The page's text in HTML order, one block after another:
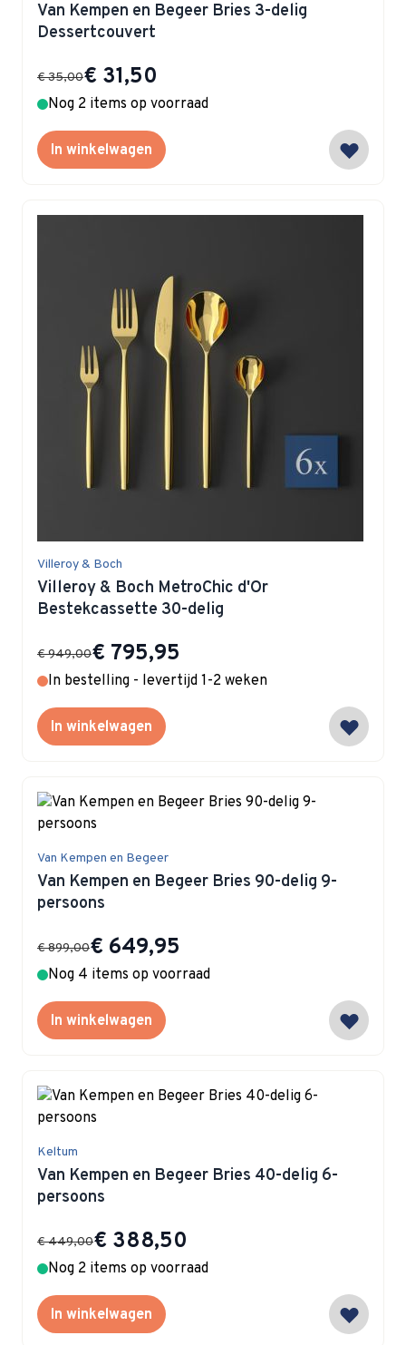
Van Kempen en Begeer Bries 3-delig
Dessertcouvert
Special Price
€ 31,50
€ 35,00
Nog 2 items op voorraad
In winkelwagen
Villeroy & Boch
Villeroy & Boch MetroChic d'Or
Bestekcassette 30-delig
Special Price
€ 795,95
€ 949,00
In bestelling - levertijd 1-2 weken
In winkelwagen
Van Kempen en Begeer
Van Kempen en Begeer Bries 90-delig 9-
persoons
Special Price
€ 649,95
€ 899,00
Nog 4 items op voorraad
In winkelwagen
Keltum
Van Kempen en Begeer Bries 40-delig 6-
persoons
Special Price
€ 388,50
€ 449,00
Nog 2 items op voorraad
In winkelwagen